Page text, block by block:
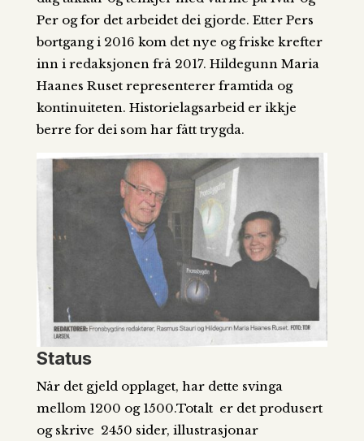
Per og for det arbeidet dei gjorde. Etter Pers
bortgang i 2016 kom det nye og friske krefter
inn i redaksjonen frå 2017. Hildegunn Maria
Haanes Ruset representerer framtida og
kontinuiteten. Historielagsarbeid er ikkje
berre for dei som har fått trygda.
Status
Når det gjeld opplaget, har dette svinga
mellom 1200 og 1500.Totalt er det produsert
og skrive 2450 sider, illustrasjonar